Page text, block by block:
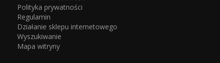
Polityka prywatności
Regulamin
Działanie sklepu internetowego
Wyszukiwanie
Mapa witryny